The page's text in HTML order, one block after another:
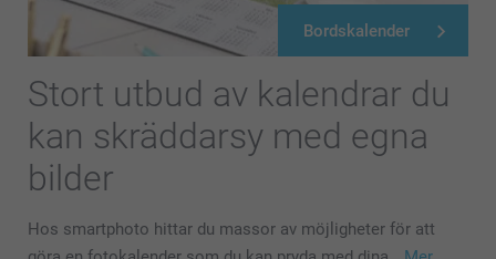
Stort utbud av kalendrar du
kan skräddarsy med egna
bilder
Hos smartphoto hittar du massor av möjligheter för att
Bordskalender